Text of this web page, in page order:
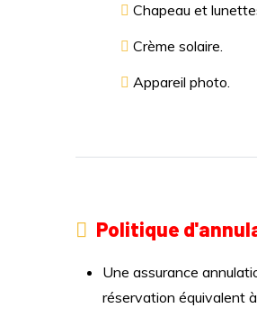
Chapeau et
Crème solaire.
Appareil photo.
Politique
Une assurance
réservation équivalent